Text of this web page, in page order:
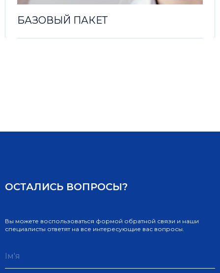
БАЗОВЫЙ ПАКЕТ
ОСТАЛИСЬ ВОПРОСЫ?
Вы можете воспользоваться формой обратной связи и наши
специалисты ответят на все интересующие вас вопросы.